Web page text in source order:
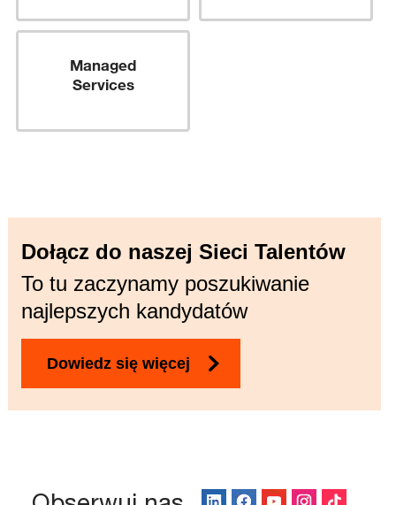
Managed
Services
Dołącz do naszej Sieci Talentów
To tu zaczynamy poszukiwanie
najlepszych kandydatów
Dowiedz się więcej